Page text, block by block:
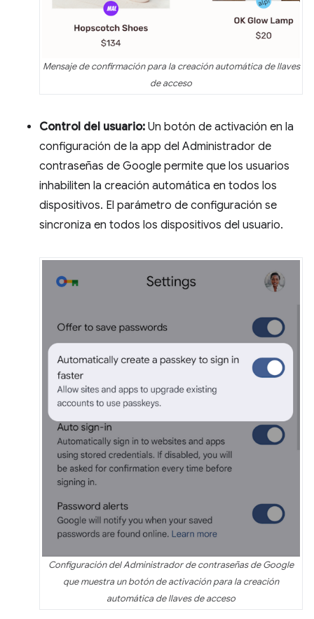
Mensaje de confirmación para la creación automática de llaves
de acceso
Control del usuario: Un botón de activación en la
configuración de la app del Administrador de
contraseñas de Google permite que los usuarios
inhabiliten la creación automática en todos los
dispositivos. El parámetro de configuración se
sincroniza en todos los dispositivos del usuario.
Configuración del Administrador de contraseñas de Google
que muestra un botón de activación para la creación
automática de llaves de acceso